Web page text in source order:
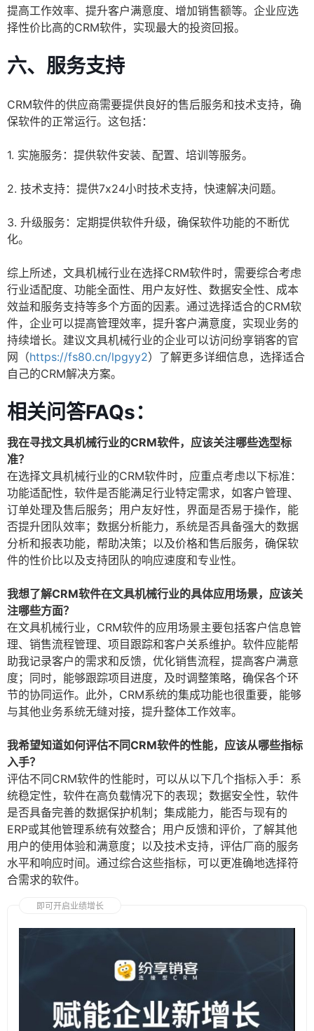
提高工作效率、提升客户满意度、增加销售额等。企业应选
择性价比高的CRM软件，实现最大的投资回报。
六、服务支持
CRM软件的供应商需要提供良好的售后服务和技术支持，确
保软件的正常运行。这包括：
1. 实施服务：提供软件安装、配置、培训等服务。
2. 技术支持：提供7x24小时技术支持，快速解决问题。
3. 升级服务：定期提供软件升级，确保软件功能的不断优
化。
综上所述，文具机械行业在选择CRM软件时，需要综合考虑
行业适配度、功能全面性、用户友好性、数据安全性、成本
效益和服务支持等多个方面的因素。通过选择适合的CRM软
件，企业可以提高管理效率，提升客户满意度，实现业务的
持续增长。建议文具机械行业的企业可以访问纷享销客的官
网（https://fs80.cn/lpgyy2）了解更多详细信息，选择适合
自己的CRM解决方案。
相关问答FAQs：
我在寻找文具机械行业的CRM软件，应该关注哪些选型标
准？
在选择文具机械行业的CRM软件时，应重点考虑以下标准：
功能适配性，软件是否能满足行业特定需求，如客户管理、
订单处理及售后服务；用户友好性，界面是否易于操作，能
否提升团队效率；数据分析能力，系统是否具备强大的数据
分析和报表功能，帮助决策；以及价格和售后服务，确保软
件的性价比以及支持团队的响应速度和专业性。
我想了解CRM软件在文具机械行业的具体应用场景，应该关
注哪些方面？
在文具机械行业，CRM软件的应用场景主要包括客户信息管
理、销售流程管理、项目跟踪和客户关系维护。软件应能帮
助我记录客户的需求和反馈，优化销售流程，提高客户满意
度；同时，能够跟踪项目进度，及时调整策略，确保各个环
节的协同运作。此外，CRM系统的集成功能也很重要，能够
与其他业务系统无缝对接，提升整体工作效率。
我希望知道如何评估不同CRM软件的性能，应该从哪些指标
入手？
评估不同CRM软件的性能时，可以从以下几个指标入手：系
统稳定性，软件在高负载情况下的表现；数据安全性，软件
是否具备完善的数据保护机制；集成能力，能否与现有的
ERP或其他管理系统有效整合；用户反馈和评价，了解其他
用户的使用体验和满意度；以及技术支持，评估厂商的服务
水平和响应时间。通过综合这些指标，可以更准确地选择符
合需求的软件。
即可开启业绩增长